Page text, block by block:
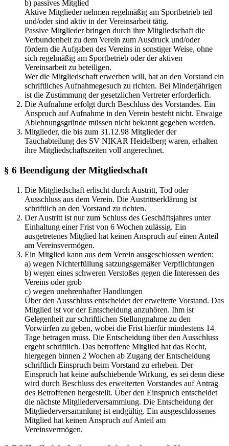
b) passives Mitglied
Aktive Mitglieder nehmen regelmäßig am Sportbetrieb teil
und/oder sind aktiv in der Vereinsarbeit tätig.
Passive Mitglieder bringen durch ihre Mitgliedschaft die
Verbundenheit zu dem Verein zum Ausdruck und/oder
fördern die Aufgaben des Vereins in sonstiger Weise, ohne
sich regelmäßig am Sportbetrieb oder der aktiven
Vereinsarbeit zu beteiligen.
Wer die Mitgliedschaft erwerben will, hat an den Vorstand ein
schriftliches Aufnahmegesuch zu richten. Bei Minderjährigen
ist die Zustimmung der gesetzlichen Vertreter erforderlich.
Die Aufnahme erfolgt durch Beschluss des Vorstandes. Ein
Anspruch auf Aufnahme in den Verein besteht nicht. Etwaige
Ablehnungsgründe müssen nicht bekannt gegeben werden.
Mitglieder, die bis zum 31.12.98 Mitglieder der
Tauchabteilung des SV NIKAR Heidelberg waren, erhalten
ihre Mitgliedschaftszeiten voll angerechnet.
§ 6 Beendigung der Mitgliedschaft
Die Mitgliedschaft erlischt durch Austritt, Tod oder
Ausschluss aus dem Verein. Die Austrittserklärung ist
schriftlich an den Vorstand zu richten.
Der Austritt ist nur zum Schluss des Geschäftsjahres unter
Einhaltung einer Frist von 6 Wochen zulässig. Ein
ausgetretenes Mitglied hat keinen Anspruch auf einen Anteil
am Vereinsvermögen.
Ein Mitglied kann aus dem Verein ausgeschlossen werden:
a) wegen Nichterfüllung satzungsgemäßer Verpflichtungen
b) wegen eines schweren Verstoßes gegen die Interessen des
Vereins oder grob
c) wegen unehrenhafter Handlungen
Über den Ausschluss entscheidet der erweiterte Vorstand. Das
Mitglied ist vor der Entscheidung anzuhören. Ihm ist
Gelegenheit zur schriftlichen Stellungnahme zu den
Vorwürfen zu geben, wobei die Frist hierfür mindestens 14
Tage betragen muss. Die Entscheidung über den Ausschluss
ergeht schriftlich. Das betroffene Mitglied hat das Recht,
hiergegen binnen 2 Wochen ab Zugang der Entscheidung
schriftlich Einspruch beim Vorstand zu erheben. Der
Einspruch hat keine aufschiebende Wirkung, es sei denn diese
wird durch Beschluss des erweiterten Vorstandes auf Antrag
des Betroffenen hergestellt. Über den Einspruch entscheidet
die nächste Mitgliederversammlung. Die Entscheidung der
Mitgliederversammlung ist endgültig. Ein ausgeschlossenes
Mitglied hat keinen Anspruch auf Anteil am
Vereinsvermögen.